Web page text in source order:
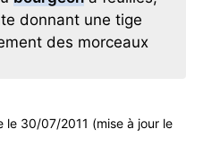
donnant une tige
des morceaux
le 30/07/2011 (mise à jour le